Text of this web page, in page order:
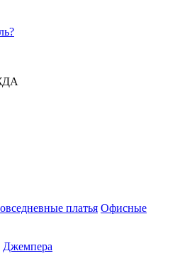
платья Офисные
Джемпера